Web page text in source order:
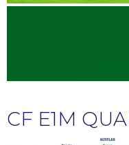
CF E1M